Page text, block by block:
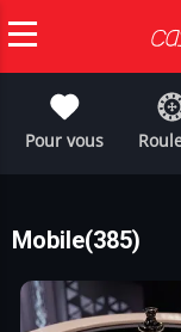
Pour vous
Mobile(385)